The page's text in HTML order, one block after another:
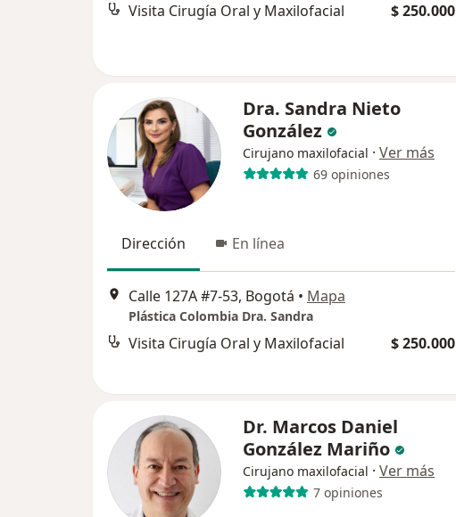
Visita Cirugía Oral y Maxilofacial $ 250.000
Dra. Sandra Nieto
González
Cirujano maxilofacial · Ver más
69 opiniones
Dirección En línea
Calle 127A #7-53, Bogotá • Mapa
Plástica Colombia Dra. Sandra
Visita Cirugía Oral y Maxilofacial $ 250.000
Dr. Marcos Daniel
González Mariño
Cirujano maxilofacial · Ver más
7 opiniones